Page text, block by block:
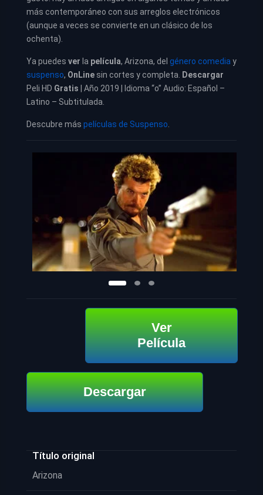
más contemporáneo con sus arreglos electrónicos
(aunque a veces se convierte en un clásico de los
ochenta).
Ya puedes ver la película, Arizona, del género comedia y
suspenso, OnLine sin cortes y completa.
Descargar
Peli HD Gratis | Año 2019 | Idioma “o” Audio: Español –
Latino – Subtitulada.
Descubre más películas de Suspenso
Ver
Película
Descargar
Título original
Arizona